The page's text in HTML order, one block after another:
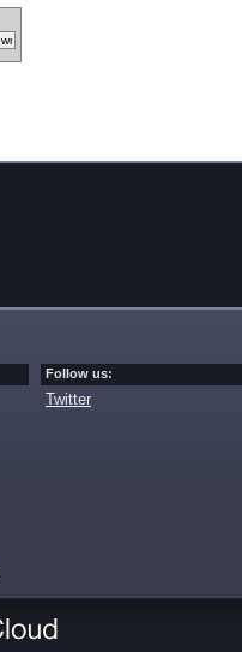
Follow us:
Twitter